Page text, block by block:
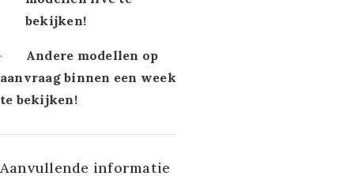
bekijken!
·
Andere modellen op
aanvraag binnen een week
te bekijken!
Aanvullende informatie